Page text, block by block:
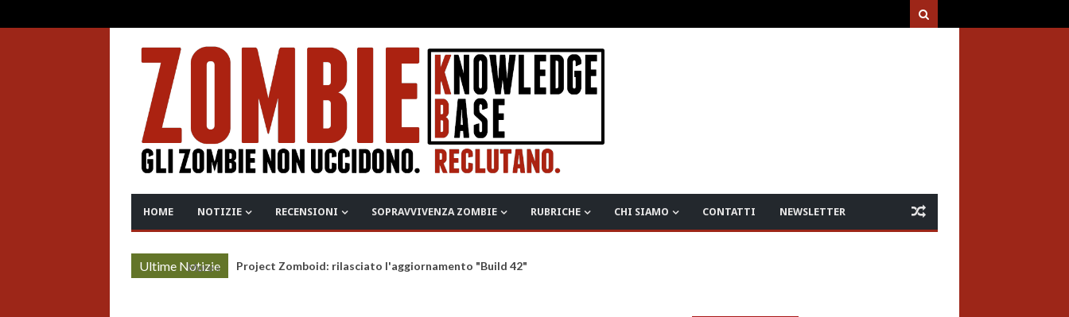
HOME NOTIZIE RECENSIONI SOPRAVVIVENZA ZOMBIE RUBRICHE CHI SIAMO CONTATTI NEWSLETTER
Ultime Notizie
More » Project Zomboid: rilasciato l'aggiornamento "Build 42"